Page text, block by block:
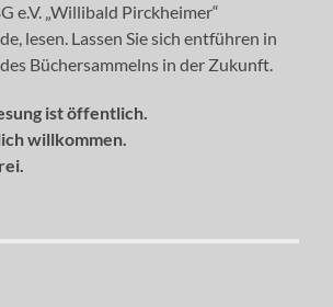
e.V. „Willibald Pirckheimer“
lesen. Lassen Sie sich entführen in
Büchersammelns in der Zukunft.
ist öffentlich.
willkommen.